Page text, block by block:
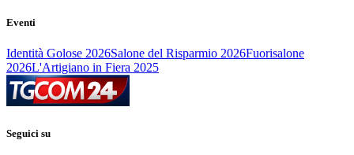
Eventi
Identità Golose 2026Salone del Risparmio 2026Fuorisalone
2026L'Artigiano in Fiera 2025
Seguici su